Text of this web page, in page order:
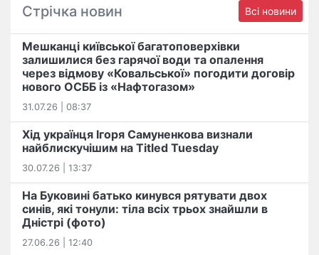
Стрічка новин Всі новини
Мешканці київської багатоповерхівки
залишилися без гарячої води та опалення
через відмову «Ковальської» погодити договір
нового ОСББ із «Нафтогазом»
31.07.26 | 08:37
Хід українця Ігоря Самуненкова визнали
найблискучішим на Titled Tuesday
30.07.26 | 13:37
На Буковині батько кинувся рятувати двох
синів, які тонули: тіла всіх трьох знайшли в
Дністрі (фото)
27.06.26 | 12:40